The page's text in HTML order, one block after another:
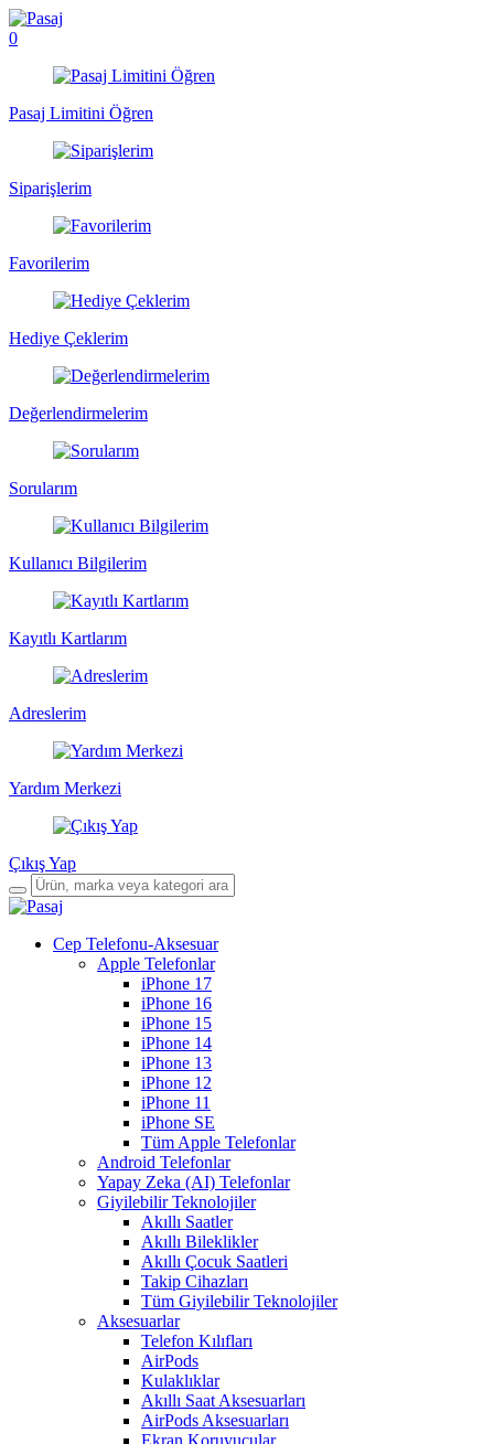
0
Pasaj Limitini Öğren
Siparişlerim
Favorilerim
Hediye Çeklerim
Değerlendirmelerim
Sorularım
Kullanıcı Bilgilerim
Kayıtlı Kartlarım
Adreslerim
Yardım Merkezi
Çıkış Yap
Cep Telefonu-Aksesuar
Apple Telefonlar
iPhone 17
iPhone 16
iPhone 15
iPhone 14
iPhone 13
iPhone 12
iPhone 11
iPhone SE
Tüm Apple Telefonlar
Android Telefonlar
Yapay Zeka (AI) Telefonlar
Giyilebilir Teknolojiler
Akıllı Saatler
Akıllı Bileklikler
Akıllı Çocuk Saatleri
Takip Cihazları
Tüm Giyilebilir Teknolojiler
Aksesuarlar
Telefon Kılıfları
AirPods
Kulaklıklar
Akıllı Saat Aksesuarları
AirPods Aksesuarları
Ekran Koruyucular